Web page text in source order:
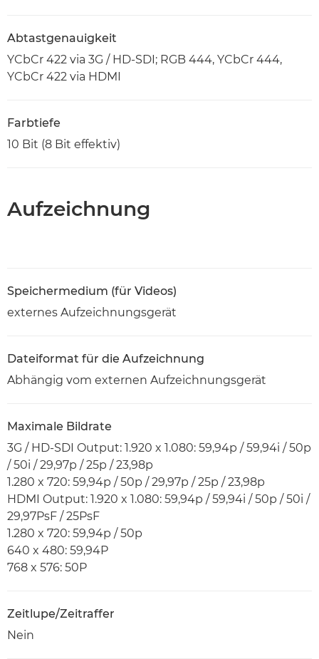
Abtastgenauigkeit
YCbCr 422 via 3G / HD-SDI; RGB 444, YCbCr 444,
YCbCr 422 via HDMI
Farbtiefe
10 Bit (8 Bit effektiv)
Aufzeichnung
Speichermedium (für Videos)
externes Aufzeichnungsgerät
Dateiformat für die Aufzeichnung
Abhängig vom externen Aufzeichnungsgerät
Maximale Bildrate
3G / HD-SDI Output: 1.920 x 1.080: 59,94p / 59,94i / 50p
/ 50i / 29,97p / 25p / 23,98p
1.280 x 720: 59,94p / 50p / 29,97p / 25p / 23,98p
HDMI Output: 1.920 x 1.080: 59,94p / 59,94i / 50p / 50i /
29,97PsF / 25PsF
1.280 x 720: 59,94p / 50p
640 x 480: 59,94P
768 x 576: 50P
Zeitlupe/Zeitraffer
Nein